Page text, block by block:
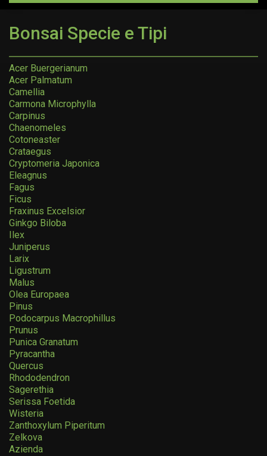
Bonsai Specie e Tipi
Acer Buergerianum
Acer Palmatum
Camellia
Carmona Microphylla
Carpinus
Chaenomeles
Cotoneaster
Crataegus
Cryptomeria Japonica
Eleagnus
Fagus
Ficus
Fraxinus Excelsior
Ginkgo Biloba
Ilex
Juniperus
Larix
Ligustrum
Malus
Olea Europaea
Pinus
Podocarpus Macrophillus
Prunus
Punica Granatum
Pyracantha
Quercus
Rhododendron
Sagerethia
Serissa Foetida
Wisteria
Zanthoxylum Piperitum
Zelkova
Azienda